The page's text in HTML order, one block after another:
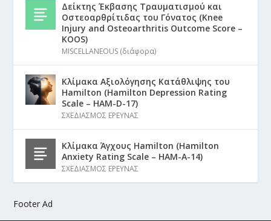
Δείκτης Έκβασης Τραυματισμού και
Οστεοαρθρίτιδας του Γόνατος (Knee
Injury and Osteoarthritis Outcome Score –
KOOS)
MISCELLANEOUS (διάφορα)
Κλίμακα Αξιολόγησης Κατάθλιψης του
Hamilton (Hamilton Depression Rating
Scale – HAM-D-17)
ΣΧΕΔΙΑΣΜΟΣ ΕΡΕΥΝΑΣ
Κλίμακα Άγχους Hamilton (Hamilton
Anxiety Rating Scale – HAM-A-14)
ΣΧΕΔΙΑΣΜΟΣ ΕΡΕΥΝΑΣ
Footer Ad